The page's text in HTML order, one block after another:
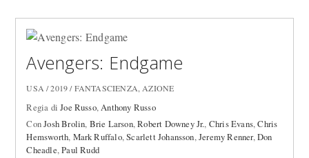
Avengers: Endgame
USA / 2019 / FANTASCIENZA, AZIONE
Regia diJoe Russo,Anthony Russo
ConJosh Brolin, Brie Larson,Robert Downey Jr., Chris Evans,Chris
Hemsworth, Mark Ruffalo,Scarlett Johansson,Jeremy Renner,Don
Cheadle,Paul Rudd